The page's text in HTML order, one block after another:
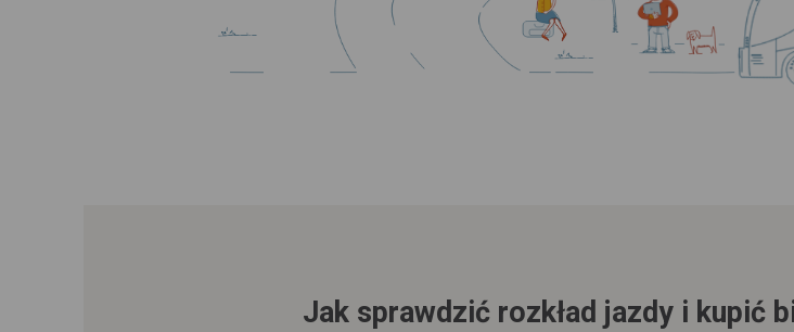
Jak sprawdzić rozkład jazdy i kupić